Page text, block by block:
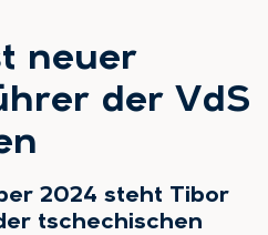
neuer
der VdS
2024 steht Tibor
tschechischen